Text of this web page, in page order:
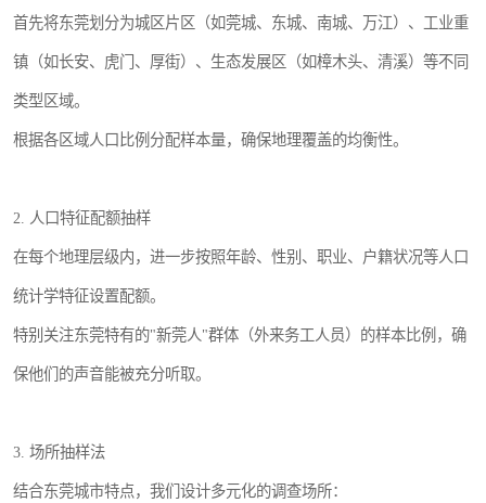
首先将东莞划分为城区片区（如莞城、东城、南城、万江）、工业重
镇（如长安、虎门、厚街）、生态发展区（如樟木头、清溪）等不同
类型区域。
根据各区域人口比例分配样本量，确保地理覆盖的均衡性。
2. 人口特征配额抽样
在每个地理层级内，进一步按照年龄、性别、职业、户籍状况等人口
统计学特征设置配额。
特别关注东莞特有的"新莞人"群体（外来务工人员）的样本比例，确
保他们的声音能被充分听取。
3. 场所抽样法
结合东莞城市特点，我们设计多元化的调查场所：